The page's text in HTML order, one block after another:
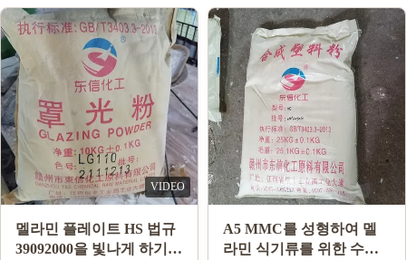
VIDEO
멜라민 플레이트 HS 법규
39092000을 빛나게 하기
A5 MMC를 성형하여 멜
라민 식기류를 위한 수지